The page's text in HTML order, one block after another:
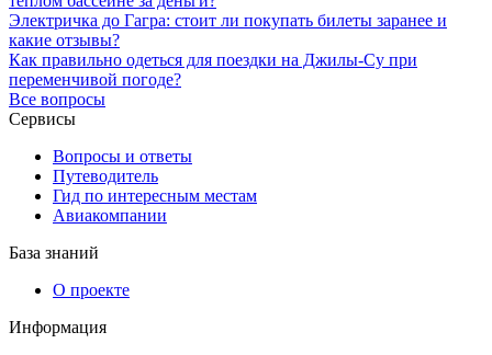
Электричка до Гагра: стоит ли покупать билеты заранее и
какие отзывы?
Как правильно одеться для поездки на Джилы-Су при
переменчивой погоде?
Все вопросы
Сервисы
Вопросы и ответы
Путеводитель
Гид по интересным местам
Авиакомпании
База знаний
О проекте
Информация